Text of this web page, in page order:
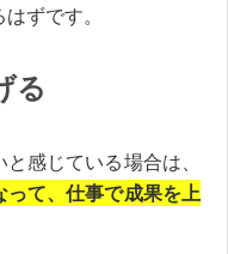
ずです。
る
感じている場合は、
て、仕事で成果を上